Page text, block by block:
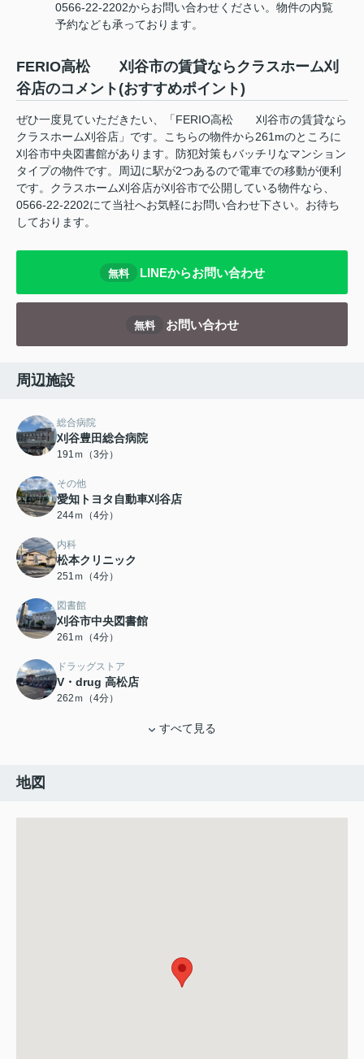
0566-22-2202からお問い合わせください。物件の内覧
予約なども承っております。
FERIO高松 刈谷市の賃貸ならクラスホーム刈
谷店のコメント(おすすめポイント)
ぜひ一度見ていただきたい、「FERIO高松 刈谷市の賃貸なら
クラスホーム刈谷店」です。こちらの物件から261mのところに
刈谷市中央図書館があります。防犯対策もバッチリなマンション
タイプの物件です。周辺に駅が2つあるので電車での移動が便利
です。クラスホーム刈谷店が刈谷市で公開している物件なら、
0566-22-2202にて当社へお気軽にお問い合わせ下さい。お待ち
しております。
無料 LINEからお問い合わせ
無料 お問い合わせ
周辺施設
総合病院
刈谷豊田総合病院
191ｍ（3分）
その他
愛知トヨタ自動車刈谷店
244ｍ（4分）
内科
松本クリニック
251ｍ（4分）
図書館
刈谷市中央図書館
261ｍ（4分）
ドラッグストア
V・drug 高松店
262ｍ（4分）
すべて見る
地図